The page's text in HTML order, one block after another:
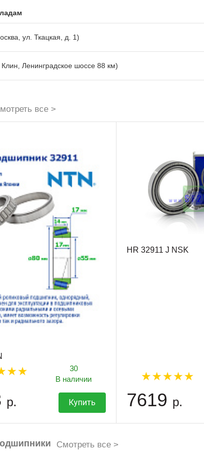
ул. Ткацкая, д. 1)
Ленинградское шоссе 88 км)
все >
30
В наличии
р. Купить
HR 32911 J NSK
7619 р.
Смотреть все >